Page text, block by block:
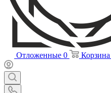
Отложенные 0 Корзина